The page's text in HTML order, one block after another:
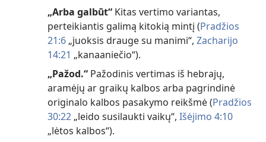
„Arba galbūt“ Kitas vertimo variantas,
perteikiantis galimą kitokią mintį (Pradžios
21:6 „juoksis drauge su manimi“, Zacharijo
14:21 „kanaaniečio“).
„Pažod.“ Pažodinis vertimas iš hebrajų,
aramėjų ar graikų kalbos arba pagrindinė
originalo kalbos pasakymo reikšmė (Pradžios
30:22 „leido susilaukti vaikų“, Išėjimo 4:10
„lėtos kalbos“).